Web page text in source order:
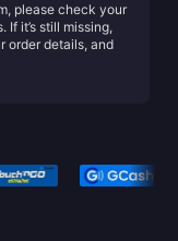
please check your
it’s still missing,
order details, and